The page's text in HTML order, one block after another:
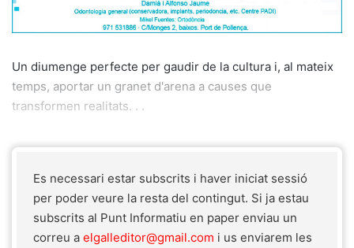
Un diumenge perfecte per gaudir de la cultura i, al mateix
temps, aportar un granet d'arena a causes que
transformen realitats. . .
Es necessari estar subscrits i haver iniciat sessió
per poder veure la resta del contingut. Si ja estau
subscrits al Punt Informatiu en paper enviau un
correu a elgalleditor@gmail.com i us enviarem les